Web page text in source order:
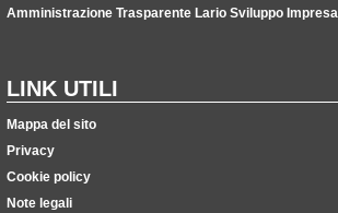
Amministrazione Trasparente Lario Sviluppo Impresa
LINK UTILI
Mappa del sito
Privacy
Cookie policy
Note legali